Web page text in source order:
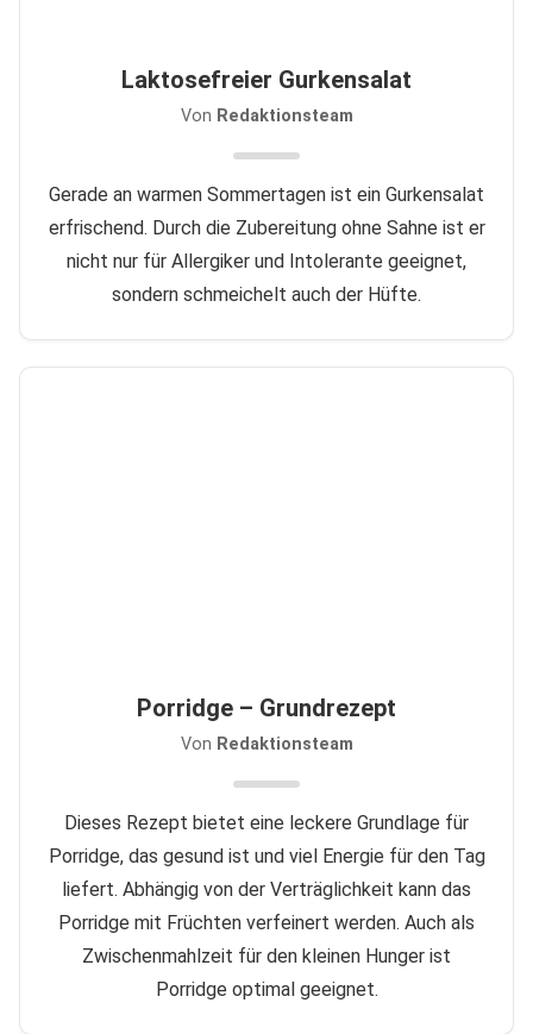
Laktosefreier Gurkensalat
Von Redaktionsteam
Gerade an warmen Sommertagen ist ein Gurkensalat
erfrischend. Durch die Zubereitung ohne Sahne ist er
nicht nur für Allergiker und Intolerante geeignet,
sondern schmeichelt auch der Hüfte.
Porridge – Grundrezept
Von Redaktionsteam
Dieses Rezept bietet eine leckere Grundlage für
Porridge, das gesund ist und viel Energie für den Tag
liefert. Abhängig von der Verträglichkeit kann das
Porridge mit Früchten verfeinert werden. Auch als
Zwischenmahlzeit für den kleinen Hunger ist
Porridge optimal geeignet.